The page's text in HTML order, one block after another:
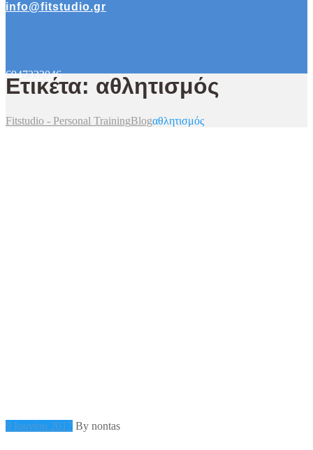
info@fitstudio.gr
6947332046
Ετικέτα: αθλητισμός
Fitstudio - Personal TrainingBlogαθλητισμός
9 Ιουνίου 2017 By nontas